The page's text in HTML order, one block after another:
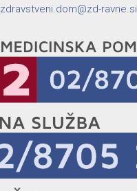
zdravstveni.dom@zd-ravne.si